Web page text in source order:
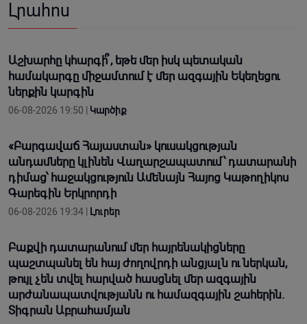
Լրահոս
Աշխարհը կհարգի՞, եթե մեր իսկ պետական
համակարգը միջամտում է մեր ազգային Եկեղեցու
ներքին կարգին
06-08-2026 19:50 | Կարծիք
«Բարգավաճ Հայաստան» կուսակցության
անդամները կլինեն Վաղարշապատում՝ դատարանի
դիմաց՝ հաջակցություն Ամենայն Հայոց Կաթողիկոս
Գարեգին Երկրորդի
06-08-2026 19:34 | Լուրեր
Բաքվի դատարանում մեր հայրենակիցները
պաշտպանել են հայ ժողովրդի անցյալն ու ներկան,
թույլ չեն տվել հարված հասցնել մեր ազգային
արժանապատվությանն ու համազգային շահերին.
Տիգրան Աբրահամյան